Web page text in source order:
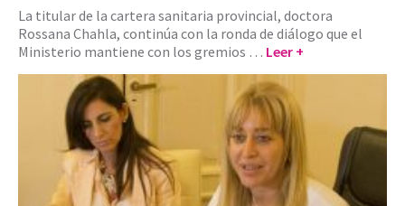
La titular de la cartera sanitaria provincial, doctora
Rossana Chahla, continúa con la ronda de diálogo que el
Ministerio mantiene con los gremios … Leer +